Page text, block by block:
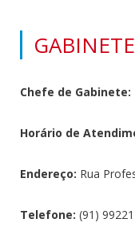
Chefe de Gabinete:
Horário de
Endereço: Rua
Telefone: (91)